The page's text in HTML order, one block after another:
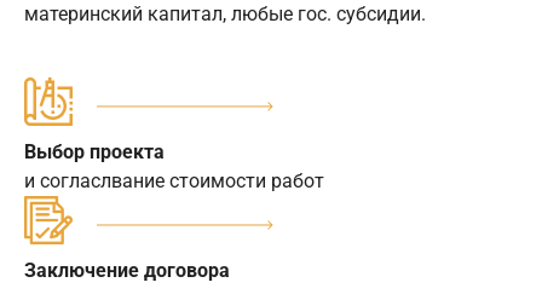
материнский капитал, любые гос. субсидии.
Выбор проекта
и согласлвание стоимости работ
Заключение договора